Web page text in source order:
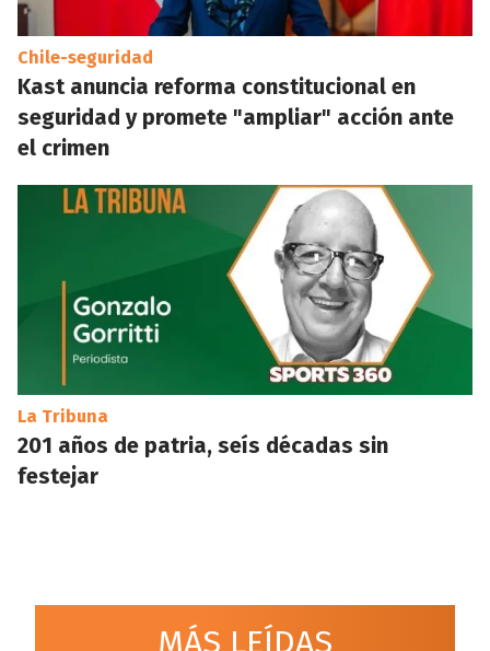
Chile-seguridad
Kast anuncia reforma constitucional en
seguridad y promete "ampliar" acción ante
el crimen
La Tribuna
201 años de patria, seís décadas sin
festejar
MÁS LEÍDAS